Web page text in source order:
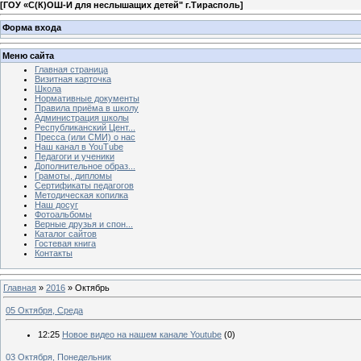
[ГОУ «С(К)ОШ-И для неслышащих детей" г.Тирасполь]
Форма входа
Меню сайта
Главная страница
Визитная карточка
Школа
Нормативные документы
Правила приёма в школу
Администрация школы
Республиканский Цент...
Пресса (или СМИ) о нас
Наш канал в YouTube
Педагоги и ученики
Дополнительное образ...
Грамоты, дипломы
Сертификаты педагогов
Методическая копилка
Наш досуг
Фотоальбомы
Верные друзья и спон...
Каталог сайтов
Гостевая книга
Контакты
Главная » 2016 » Октябрь
05 Октября, Среда
12:25 Новое видео на нашем канале Youtube (0)
03 Октября, Понедельник